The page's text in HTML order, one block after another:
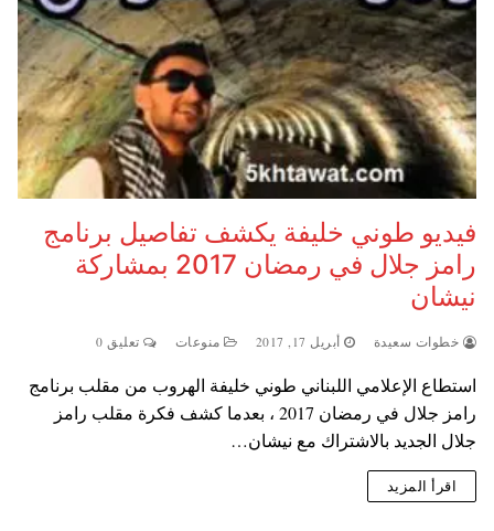
فيديو طوني خليفة يكشف تفاصيل برنامج
رامز جلال في رمضان 2017 بمشاركة
نيشان
خطوات سعيدة أبريل 17, 2017 منوعات تعليق 0
استطاع الإعلامي اللبناني طوني خليفة الهروب من مقلب برنامج
رامز جلال في رمضان 2017 ، بعدما كشف فكرة مقلب رامز
جلال الجديد بالاشتراك مع نيشان…
اقرأ المزيد